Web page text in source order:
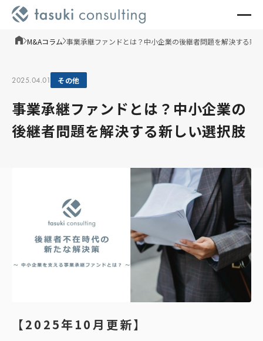
M&Aコラム 事業承継ファンドとは？中小企業の後継者問題を解決する新
2025.04.01 その他
事業承継ファンドとは？中小企業の
後継者問題を解決する新しい選択肢
【2025年10月更新】